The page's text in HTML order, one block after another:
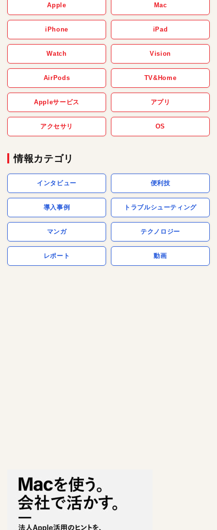
Apple Mac
iPhone iPad
Watch Vision
AirPods TV&Home
Appleサービス アプリ
アクセサリ OS
情報カテゴリ
インタビュー 便利技
導入事例 トラブルシューティング
マンガ テクノロジー
レポート 動画